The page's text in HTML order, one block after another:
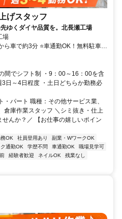
げスタッフ
ゆくダイヤ品質を。北長瀬工場
場
車で約3分 ⭐車通勤OK！無料駐車場
間でシフト制 ・9：00～16：00を含
日～4日程度 ・土日どちらか勤務必
パート 職種：その他サービス業、
倉庫作業スタッフ ＼シミ抜き・仕上
んか？／ 【お仕事の嬉しいポイン
OK 社員登用あり
副業・WワークOK
通勤OK 学歴不問 車通勤OK
職場見学可
経験者歓迎 ネイルOK
残業なし